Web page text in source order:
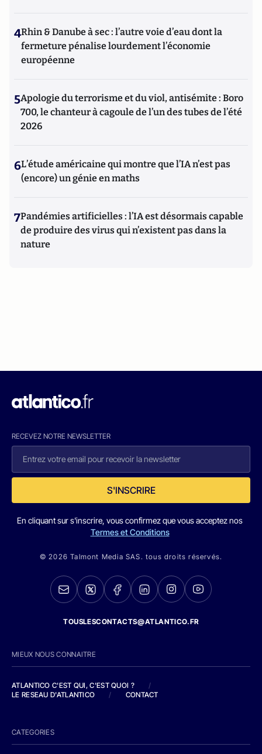
4Rhin & Danube à sec : l’autre voie d’eau dont la
fermeture pénalise lourdement l’économie
européenne
5Apologie du terrorisme et du viol, antisémite : Boro
700, le chanteur à cagoule de l’un des tubes de l’été
2026
6L’étude américaine qui montre que l’IA n’est pas
(encore) un génie en maths
7Pandémies artificielles : l’IA est désormais capable
de produire des virus qui n’existent pas dans la
nature
RECEVEZ NOTRE NEWSLETTER
S'INSCRIRE
En cliquant sur s'inscrire, vous confirmez que vous acceptez nos
Termes et Conditions
© 2026 Talmont Media SAS. tous droits réservés.
TOUSLESCONTACTS@ATLANTICO.FR
MIEUX NOUS CONNAITRE
ATLANTICO C'EST QUI, C'EST QUOI ?
/
LE RESEAU D'ATLANTICO
/ CONTACT
CATEGORIES